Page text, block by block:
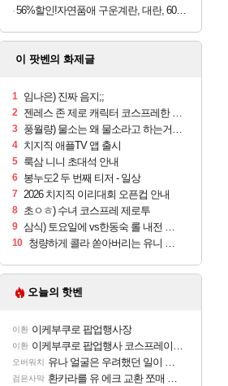
검은사막 신규 악세, 수정, 유물, 외형, 물약 요약
리니지M 오만9층 주긴주는군요?
아스오라 카가미하라 하루 성우 정보 및 주요 필모
비스트 모든 엘리트 골렘 위치 공략 (30개) - 방랑
56%할인!자연품애 구운계란, 대란, 60구, 1박스
이 팟벤의 화제글
1 임나은) 진짜 음지;;
2 젠레스 존 제로 캐릭터 코스프레한 꽁주
3 풍월량) 물소는 왜 물소라고 하는거야? 아! 그만 ㅋㅋ 알았어 ㅋㅋ
4 치지직 애플TV 앱 출시
5 룩삼 니니 초대석 안내
6 봉누도2 두 번째 티저 - 일상
7 2026 치지직 이리대회 오픈컵 안내
8 초ㅇㅎ) 수녀 코스프레 제로투
9 삼식) 토요일에 vs한동숙 롤 내전 예정
10 청량하게 콜라 쏟아버리는 유니 ㅋㅋㅋ
오늘의 핫벤
이환 이케부쿠로 팝업행사장
이환 이케부쿠로 팝업행사 코스프레이어들!!
오버워치 유나 얼굴은 우려했던 일이 벌어진 참사 같음
검은사막 환카라를 유 에크 교환 쪼매 서운함..